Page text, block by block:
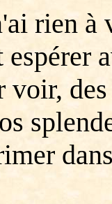
rien à
voir,